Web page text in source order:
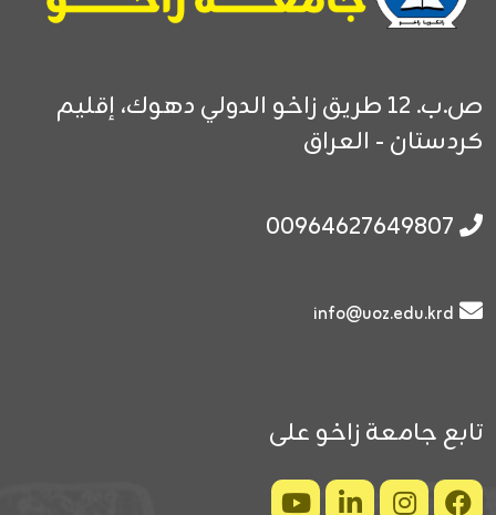
ص.ب. 12 طريق زاخو الدولي دهوك، إقليم
كردستان - العراق
00964627649807
info@uoz.edu.krd
تابع جامعة زاخو على